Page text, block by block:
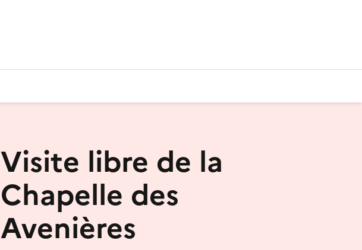
Visite libre de la
Chapelle des
Avenières